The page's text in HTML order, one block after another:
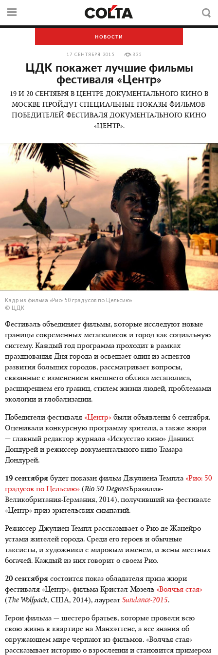
НОВОСТИ
17 СЕНТЯБРЯ 2015 325
ЦДК покажет лучшие фильмы
фестиваля «Центр»
19 И 20 СЕНТЯБРЯ В ЦЕНТРЕ ДОКУМЕНТАЛЬНОГО КИНО В
МОСКВЕ ПРОЙДУТ СПЕЦИАЛЬНЫЕ ПОКАЗЫ ФИЛЬМОВ-
ПОБЕДИТЕЛЕЙ ФЕСТИВАЛЯ ДОКУМЕНТАЛЬНОГО КИНО
«ЦЕНТР».
Кадр из фильма «Рио: 50 градусов по Цельсию»
© ЦДК
Фестиваль объединяет фильмы, которые исследуют новые
границы современных мегаполисов и город как социальную
систему. Каждый год программа проходит в рамках
празднования Дня города и освещает один из аспектов
развития больших городов, рассматривает вопросы,
связанные с изменением внешнего облика мегаполиса,
расширением его границ, стилем жизни людей, проблемами
экологии и глобализации.
Победители фестиваля «Центр» были объявлены 6 сентября.
Оценивали конкурсную программу зрители, а также жюри
— главный редактор журнала «Искусство кино» Даниил
Дондурей и режиссер документального кино Тамара
Дондурей.
19 сентября будет показан фильм Джулиена Темпла «Рио: 50
градусов по Цельсию» (Rio 50 DegreesБразилия-
Великобритания-Германия, 2014), получивший на фестивале
«Центр» приз зрительских симпатий.
Режиссер Джулиен Темпл рассказывает о Рио-де-Жанейро
устами жителей города. Среди его героев и обычные
таксисты, и художники с мировым именем, и жены местных
богачей. Каждый из них говорит о своем Рио.
20 сентября состоится показ обладателя приза жюри
фестиваля «Центр», фильма Кристал Мозель «Волчья стая»
( The Wolfpack, США, 2014), лауреат Sundance-2015.
Герои фильма — шестеро братьев, которые провели всю
свою жизнь в квартире на Манхэттене, а все знания об
окружающем мире черпают из фильмов. «Волчья стая»
рассказывает историю о взрослении и становится примером